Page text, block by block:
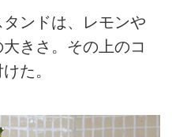
ンドは、レモンや
きさ。その上のコ
た。